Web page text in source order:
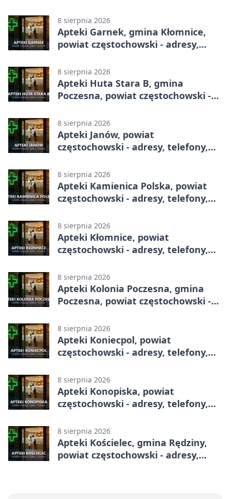
8 sierpnia 2026
Apteki Garnek, gmina Kłomnice,
powiat częstochowski - adresy,
8 sierpnia 2026
Apteki Huta Stara B, gmina
Poczesna, powiat częstochowski -
8 sierpnia 2026
Apteki Janów, powiat
częstochowski - adresy, telefony,
8 sierpnia 2026
Apteki Kamienica Polska, powiat
częstochowski - adresy, telefony,
8 sierpnia 2026
Apteki Kłomnice, powiat
częstochowski - adresy, telefony,
8 sierpnia 2026
Apteki Kolonia Poczesna, gmina
Poczesna, powiat częstochowski -
8 sierpnia 2026
Apteki Koniecpol, powiat
częstochowski - adresy, telefony,
8 sierpnia 2026
Apteki Konopiska, powiat
częstochowski - adresy, telefony,
8 sierpnia 2026
Apteki Kościelec, gmina Rędziny,
powiat częstochowski - adresy,